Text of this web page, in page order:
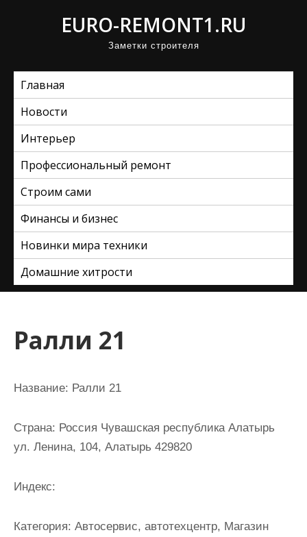
EURO-REMONT1.RU
Заметки строителя
Главная
Новости
Интерьер
Профессиональный ремонт
Строим сами
Финансы и бизнес
Новинки мира техники
Домашние хитрости
Ралли 21
Название: Ралли 21
Страна: Россия Чувашская республика Алатырь
ул. Ленина, 104, Алатырь 429820
Индекс:
Категория: Автосервис, автотехцентр, Магазин